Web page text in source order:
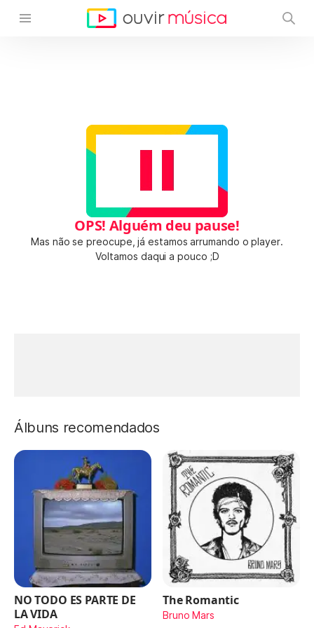
OPS! Alguém deu pause!
Mas não se preocupe, já estamos arrumando o player.
Voltamos daqui a pouco ;D
Álbuns recomendados
NO TODO ES PARTE DE
LA VIDA
The Romantic
Bruno Mars